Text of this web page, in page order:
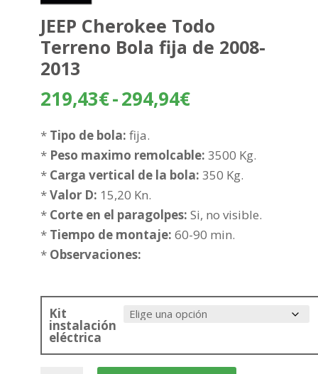
JEEP Cherokee Todo
Terreno Bola fija de 2008-
2013
219,43€-294,94€Rango
desde
219,43€
294,94€
* Tipo de bola: fija.
* Peso maximo remolcable: 3500 Kg.
* Carga vertical de la bola: 350 Kg.
*Valor D: 15,20 Kn.
* Corte en el paragolpes: Si, no visible.
* Tiempo de montaje: 60-90 min.
* Observaciones:
Kit
instalación
eléctrica